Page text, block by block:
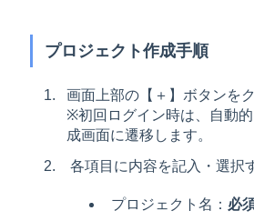
プロジェクト作成手順
画面上部の【＋】ボタンを
※初回ログイン時は、自動
成画面に遷移します。
各項目に内容を記入・選択
プロジェクト名： 必